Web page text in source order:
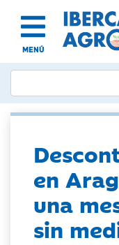
MENÚ
en
una
sin